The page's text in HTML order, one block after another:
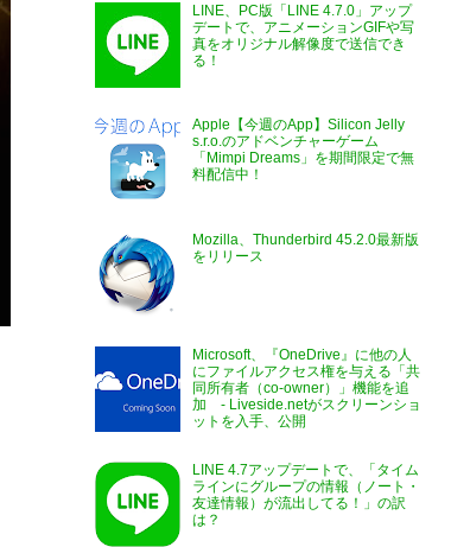
LINE、PC版「LINE 4.7.0」アップ
デートで、アニメーションGIFや写
真をオリジナル解像度で送信でき
る！
Apple【今週のApp】Silicon Jelly
s.r.o.のアドベンチャーゲーム
「Mimpi Dreams」を期間限定で無
料配信中！
Mozilla、Thunderbird 45.2.0最新版
をリリース
Microsoft、『OneDrive』に他の人
にファイルアクセス権を与える「共
同所有者（co-owner）」機能を追
加 - Liveside.netがスクリーンショ
ットを入手、公開
LINE 4.7アップデートで、「タイム
ラインにグループの情報（ノート・
友達情報）が流出してる！」の訳
は？